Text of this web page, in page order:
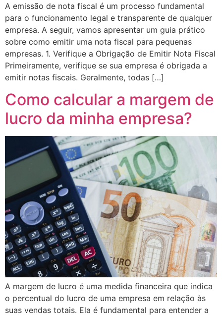
A emissão de nota fiscal é um processo fundamental
para o funcionamento legal e transparente de qualquer
empresa. A seguir, vamos apresentar um guia prático
sobre como emitir uma nota fiscal para pequenas
empresas. 1. Verifique a Obrigação de Emitir Nota Fiscal
Primeiramente, verifique se sua empresa é obrigada a
emitir notas fiscais. Geralmente, todas […]
Como calcular a margem de
lucro da minha empresa?
A margem de lucro é uma medida financeira que indica
o percentual do lucro de uma empresa em relação às
suas vendas totais. Ela é fundamental para entender a